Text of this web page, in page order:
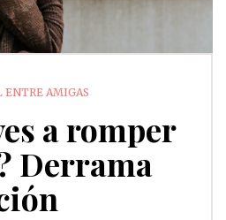
ENTRE AMIGAS
a romper
Derrama